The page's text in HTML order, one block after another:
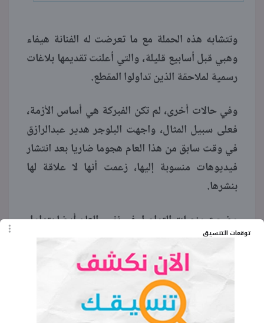
توقعات التنسيق
وتتشابه هذه الحملة مع ما تعرضت له الفنانة هيفاء
وهبي قبل أسابيع قليلة، والتي أعلنت تقديمها بلاغات
رسمية لملاحقة الذين تداولوا المقطع.
وفي حالات أخرى، لم تكن الفبركة هي أساس الأزمة،
فعلى سبيل المثال، واجهت البلوجر هدير عبدالرازق
في وقت سابق من هذا العام هجوما ضاريا بعد انتشار
فيديوهات منسوبة إليها، زعمت أنها لا علاقة لها
بنشرها.
وضجت منصات التواصل في نفس العام أيضا بتداول
فيديو للفنانة رحمة محسن التي كانت ضحية لنشر
زوجها مقاطع وثقها خلال لحظاتهما الحميمية.
وتوضح بعض هذه الحوادث المتكررة وجود «عصابات
إلكترونية» تحترف صناعة المحتوى الزائف وتوزيعه